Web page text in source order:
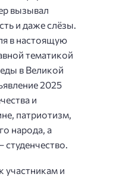
вызывал
и даже слёзы.
в настоящую
тематикой
в Великой
2025
и
патриотизм,
народа, а
участникам и